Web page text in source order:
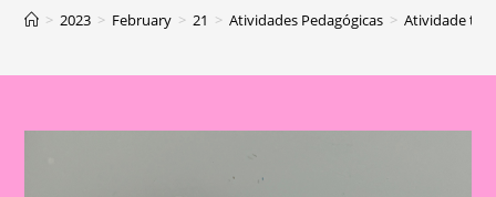
> 2023 > February > 21 > Atividades Pedagógicas > Atividade